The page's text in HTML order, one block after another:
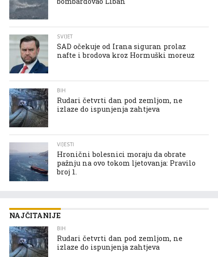
SVIJET
SAD očekuje od Irana siguran prolaz
nafte i brodova kroz Hormuški moreuz
BIH
Rudari četvrti dan pod zemljom, ne
izlaze do ispunjenja zahtjeva
VIJESTI
Hronični bolesnici moraju da obrate
pažnju na ovo tokom ljetovanja: Pravilo
broj 1.
NAJČITANIJE
BIH
Rudari četvrti dan pod zemljom, ne
izlaze do ispunjenja zahtjeva